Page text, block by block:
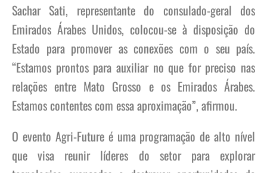
Sachar Sati, representante do consulado-geral dos
Emirados Árabes Unidos, colocou-se à disposição do
Estado para promover as conexões com o seu país.
“Estamos prontos para auxiliar no que for preciso nas
relações entre Mato Grosso e os Emirados Árabes.
Estamos contentes com essa aproximação”, afirmou.
O evento Agri-Future é uma programação de alto nível
que visa reunir líderes do setor para explorar